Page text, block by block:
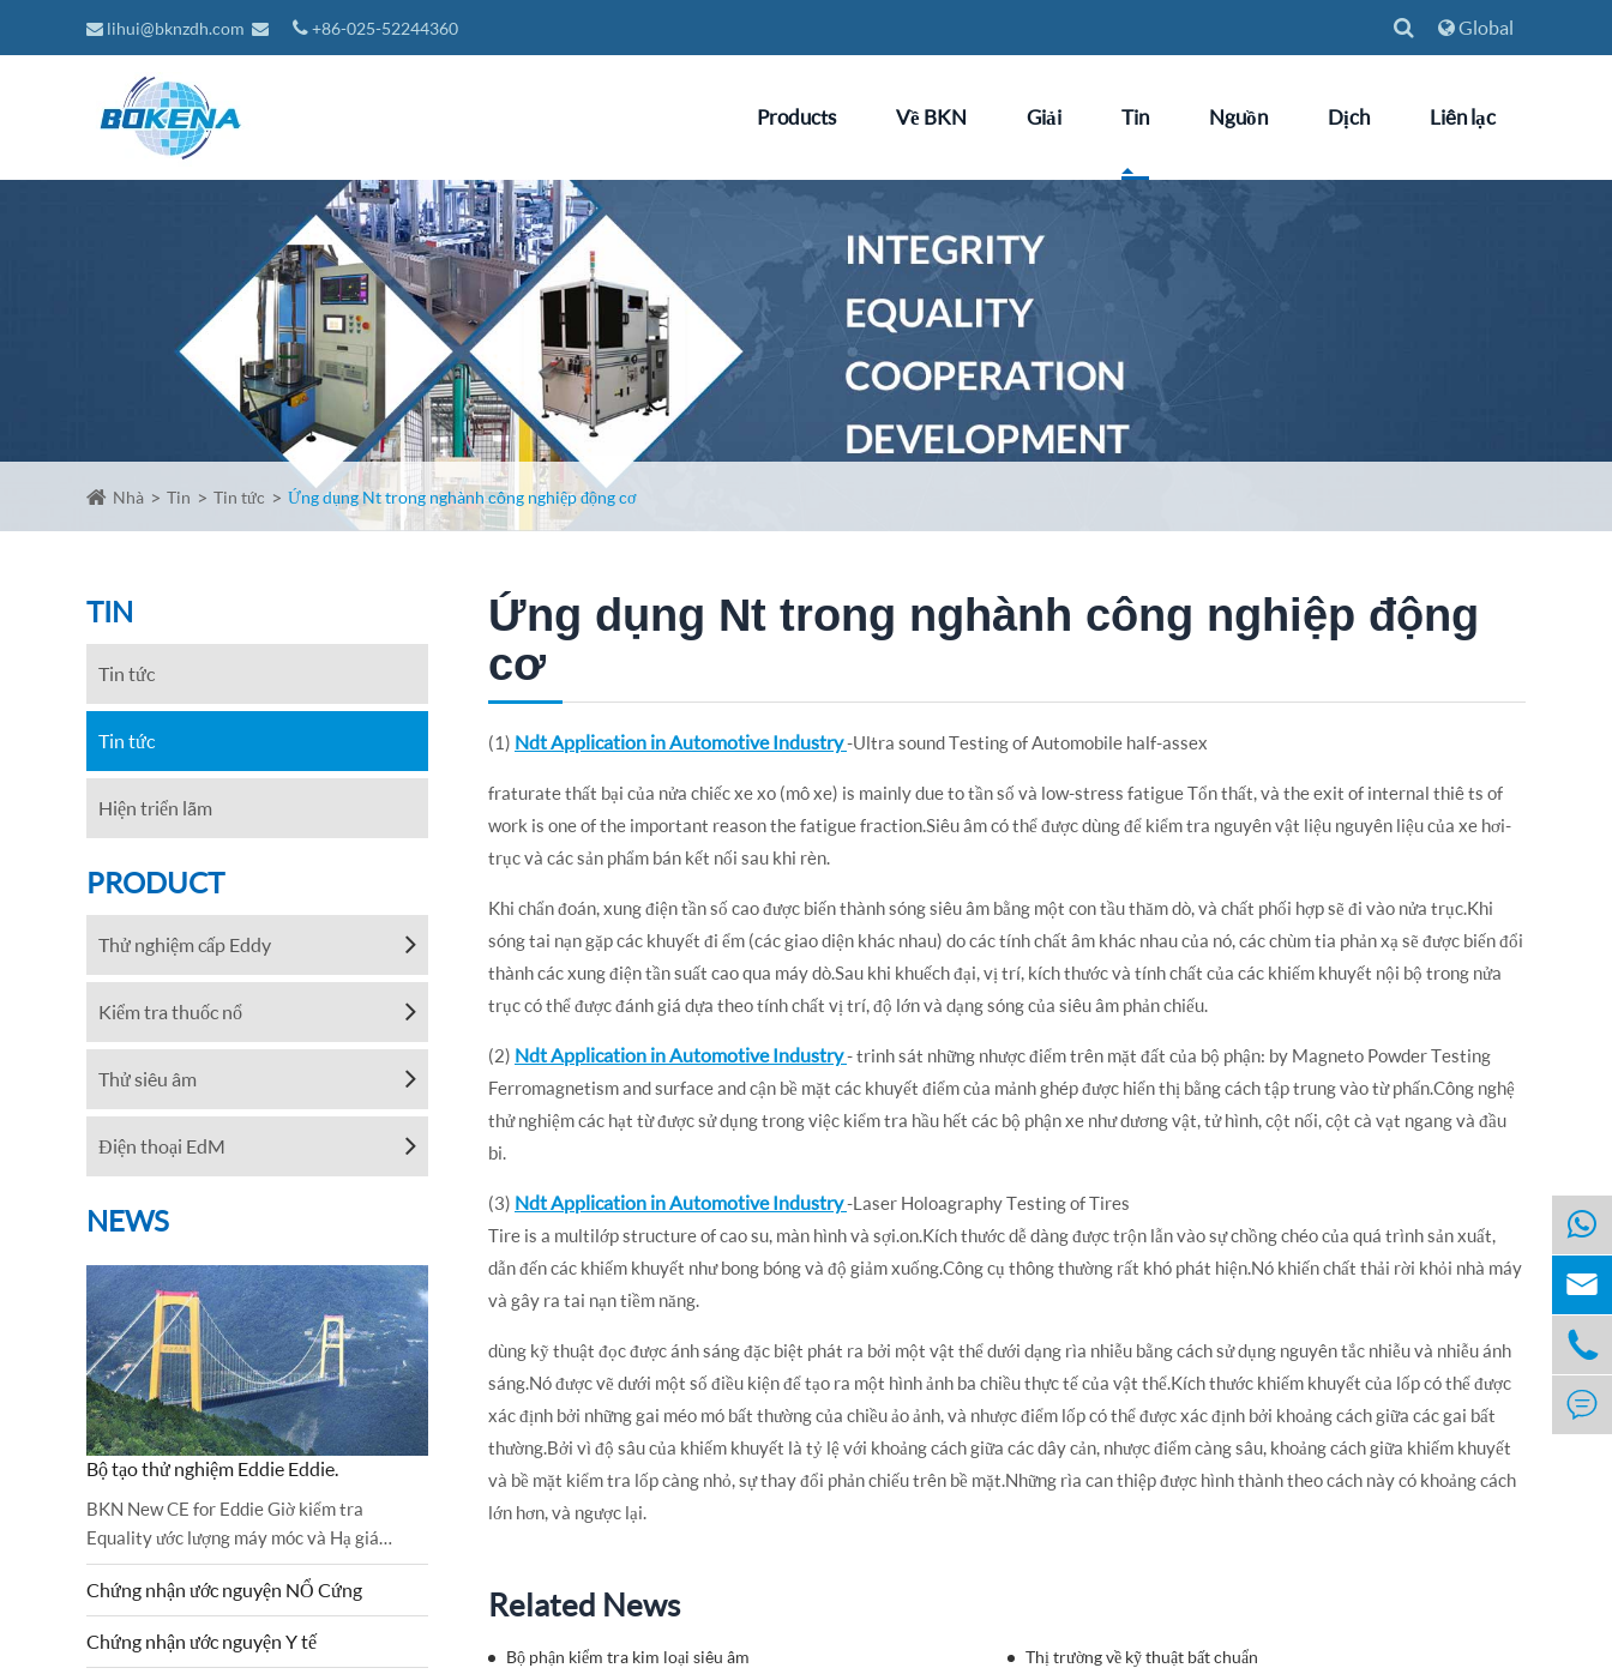
lihui@bknzdh.com +86-025-52244360 Global
Products Về BKN Giải Tin Nguồn Dịch Liên lạc
Nhà Tin Tin tức Ứng dụng Nt trong nghành công nghiệp động cơ
TIN
Tin tức
Tin tức
Hiện triển lãm
PRODUCT
Thử nghiệm cấp Eddy
Kiểm tra thuốc nổ
Thử siêu âm
Điện thoại EdM
NEWS
Bộ tạo thử nghiệm Eddie Eddie.
BKN New CE for Eddie Giờ kiểm tra
Equality ước lượng máy móc và Hạ giá
VOLcẩn đã được theo dõi và kiểm tra thành
công.Chỉ thị về máy móc và 2...
Chứng nhận ước nguyện NỔ Cứng
Chứng nhận ước nguyện Y tế
Ứng dụng Nt trong nghành công nghiệp động
cơ
(1) Ndt Application in Automotive Industry-Ultra sound Testing of Automobile half-assex
fraturate thất bại của nửa chiếc xe xo (mô xe) is mainly due to tần số và low-stress fatigue Tổn thất, và the exit of internal thiê ts of
work is one of the important reason the fatigue fraction.Siêu âm có thể được dùng để kiểm tra nguyên vật liệu nguyên liệu của xe hơi-
trục và các sản phẩm bán kết nối sau khi rèn.
Khi chẩn đoán, xung điện tần số cao được biến thành sóng siêu âm bằng một con tầu thăm dò, và chất phối hợp sẽ đi vào nửa trục.Khi
sóng tai nạn gặp các khuyết đi ểm (các giao diện khác nhau) do các tính chất âm khác nhau của nó, các chùm tia phản xạ sẽ được biến đổi
thành các xung điện tần suất cao qua máy dò.Sau khi khuếch đại, vị trí, kích thước và tính chất của các khiếm khuyết nội bộ trong nửa
trục có thể được đánh giá dựa theo tính chất vị trí, độ lớn và dạng sóng của siêu âm phản chiếu.
(2) Ndt Application in Automotive Industry- trinh sát những nhược điểm trên mặt đất của bộ phận: by Magneto Powder Testing
Ferromagnetism and surface and cận bề mặt các khuyết điểm của mảnh ghép được hiển thị bằng cách tập trung vào từ phấn.Công nghệ
thử nghiệm các hạt từ được sử dụng trong việc kiểm tra hầu hết các bộ phận xe như dương vật, tử hình, cột nối, cột cà vạt ngang và đầu
bi.
(3) Ndt Application in Automotive Industry-Laser Holoagraphy Testing of Tires
Tire is a multilớp structure of cao su, màn hình và sợi.on.Kích thước dễ dàng được trộn lẫn vào sự chồng chéo của quá trình sản xuất,
dẫn đến các khiếm khuyết như bong bóng và độ giảm xuống.Công cụ thông thường rất khó phát hiện.Nó khiến chất thải rời khỏi nhà máy
và gây ra tai nạn tiềm năng.
dùng kỹ thuật đọc được ánh sáng đặc biệt phát ra bởi một vật thể dưới dạng rìa nhiễu bằng cách sử dụng nguyên tắc nhiễu và nhiễu ánh
sáng.Nó được vẽ dưới một số điều kiện để tạo ra một hình ảnh ba chiều thực tế của vật thể.Kích thước khiếm khuyết của lốp có thể được
xác định bởi những gai méo mó bất thường của chiều ảo ảnh, và nhược điểm lốp có thể được xác định bởi khoảng cách giữa các gai bất
thường.Bởi vì độ sâu của khiếm khuyết là tỷ lệ với khoảng cách giữa các dây cản, nhược điểm càng sâu, khoảng cách giữa khiếm khuyết
và bề mặt kiểm tra lốp càng nhỏ, sự thay đổi phản chiếu trên bề mặt.Những rìa can thiệp được hình thành theo cách này có khoảng cách
lớn hơn, và ngược lại.
Related News
Bộ phận kiểm tra kim loại siêu âm
Thị trường về kỹ thuật bất chuẩn


